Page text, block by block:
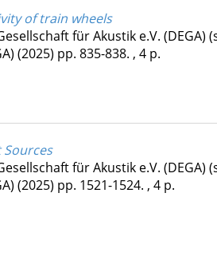
of train wheels
für Akustik e.V. (DEGA)
(2025) pp. 835-838. , 4 p.
für Akustik e.V. (DEGA)
(2025) pp. 1521-1524. , 4 p.